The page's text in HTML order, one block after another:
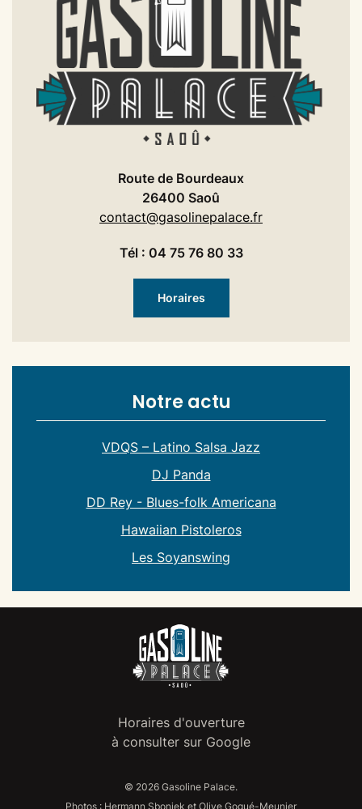
Route de Bourdeaux
26400 Saoû
contact@gasolinepalace.fr
Tél : 04 75 76 80 33
Horaires
Notre actu
VDQS – Latino Salsa Jazz
DJ Panda
DD Rey - Blues-folk Americana
Hawaiian Pistoleros
Les Soyanswing
Horaires d'ouverture
à consulter sur Google
© 2026 Gasoline Palace.
Photos : Hermann Sboniek et Olive Gogué-Meunier